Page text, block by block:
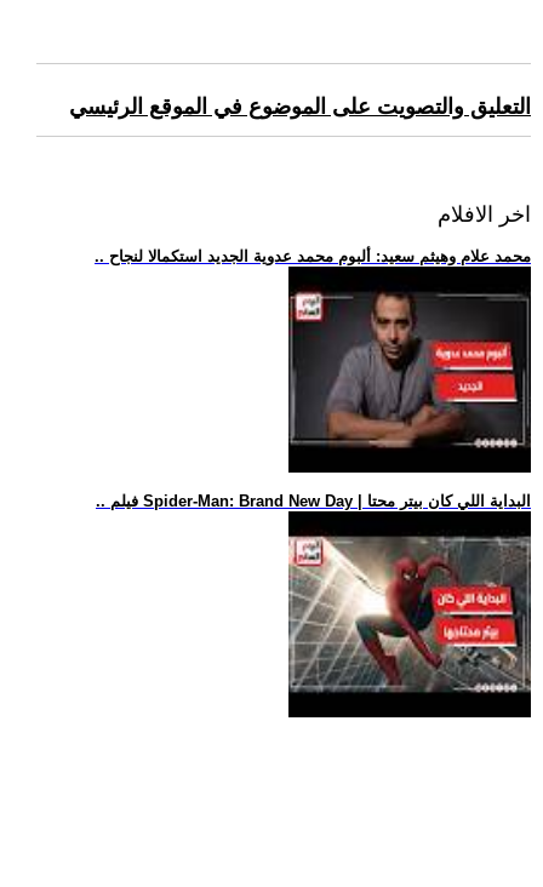
التعليق والتصويت على الموضوع في الموقع الرئيسي
اخر الافلام
.. محمد علام وهيثم سعيد: ألبوم محمد عدوية الجديد استكمالا لنجاح
.. فيلم Spider-Man: Brand New Day | البداية اللي كان بيتر محتا